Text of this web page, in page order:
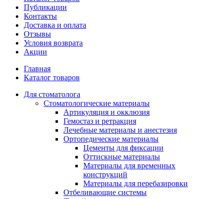
Публикации
Контакты
Доставка и оплата
Отзывы
Условия возврата
Акции
Главная
Каталог товаров
Для стоматолога
Стоматологические материалы
Артикуляция и окклюзия
Гемостаз и ретракция
Лечебные материалы и анестезия
Ортопедические материалы
Цементы для фиксации
Оттискные материалы
Материалы для временных
конструкций
Материалы для перебазировки
Отбеливающие системы